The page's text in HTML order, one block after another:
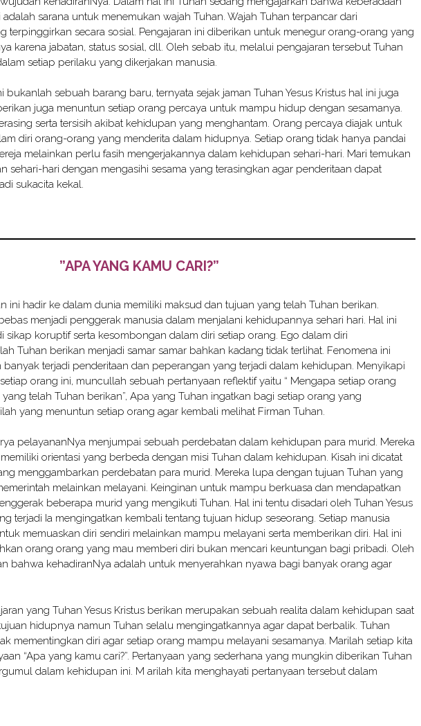
sarana untuk menemukan wajah Tuhan. Wajah Tuhan terpancar dari
terpinggirkan secara sosial. Pengajaran ini diberikan untuk menegur orang-orang yang
karena jabatan, status sosial, dll. Oleh sebab itu, melalui pengajaran tersebut Tuhan
setiap perilaku yang dikerjakan manusia.
bukanlah sebuah barang baru, ternyata sejak jaman Tuhan Yesus Kristus hal ini juga
juga menuntun setiap orang percaya untuk mampu hidup dengan sesamanya.
serta tersisih akibat kehidupan yang menghantam. Orang percaya diajak untuk
diri orang-orang yang menderita dalam hidupnya. Setiap orang tidak hanya pandai
melainkan perlu fasih mengerjakannya dalam kehidupan sehari-hari. Mari temukan
sehari-hari dengan mengasihi sesama yang terasingkan agar penderitaan dapat
sukacita kekal.
”APA YANG KAMU CARI?”
ini hadir ke dalam dunia memiliki maksud dan tujuan yang telah Tuhan berikan.
menjadi penggerak manusia dalam menjalani kehidupannya sehari hari. Hal ini
sikap koruptif serta kesombongan dalam diri setiap orang. Ego dalam diri
Tuhan berikan menjadi samar samar bahkan kadang tidak terlihat. Fenomena ini
terjadi penderitaan dan peperangan yang terjadi dalam kehidupan. Menyikapi
orang ini, muncullah sebuah pertanyaan reflektif yaitu “ Mengapa setiap orang
telah Tuhan berikan”, Apa yang Tuhan ingatkan bagi setiap orang yang
yang menuntun setiap orang agar kembali melihat Firman Tuhan.
pelayananNya menjumpai sebuah perdebatan dalam kehidupan para murid. Mereka
orientasi yang berbeda dengan misi Tuhan dalam kehidupan. Kisah ini dicatat
menggambarkan perdebatan para murid. Mereka lupa dengan tujuan Tuhan yang
melainkan melayani. Keinginan untuk mampu berkuasa dan mendapatkan
beberapa murid yang mengikuti Tuhan. Hal ini tentu disadari oleh Tuhan Yesus
terjadi Ia mengingatkan kembali tentang tujuan hidup seseorang. Setiap manusia
memuaskan diri sendiri melainkan mampu melayani serta memberikan diri. Hal ini
orang orang yang mau memberi diri bukan mencari keuntungan bagi pribadi. Oleh
bahwa kehadiranNya adalah untuk menyerahkan nyawa bagi banyak orang agar
yang Tuhan Yesus Kristus berikan merupakan sebuah realita dalam kehidupan saat
hidupnya namun Tuhan selalu mengingatkannya agar dapat berbalik. Tuhan
mementingkan diri agar setiap orang mampu melayani sesamanya. Marilah setiap kita
“Apa yang kamu cari?”. Pertanyaan yang sederhana yang mungkin diberikan Tuhan
dalam kehidupan ini. M arilah kita menghayati pertanyaan tersebut dalam